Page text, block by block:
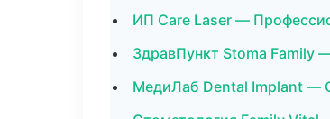
ИП Care Laser —
ЗдравПункт Stoma Family
МедиЛаб Dental Implant —